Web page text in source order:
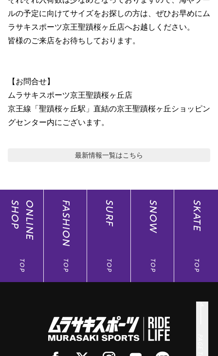
ルの予定に向けてサイズをお探しの方は、ぜひお早めにム
ラサキスポーツ京王聖蹟桜ヶ丘店へお越しください。
皆様のご来店をお待ちしております。
【お問合せ】
ムラサキスポーツ京王聖蹟桜ヶ丘店
京王線「聖蹟桜ヶ丘駅」直結の京王聖蹟桜ヶ丘ショッピン
グセンター内にございます。
最新情報一覧はこちら
ONLINE
SHOP
TOP
FASHION
TOP
SURF
TOP
SNOW
TOP
SKATE
TOP